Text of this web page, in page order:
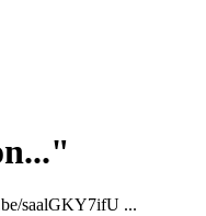
saalGKY7ifU ...